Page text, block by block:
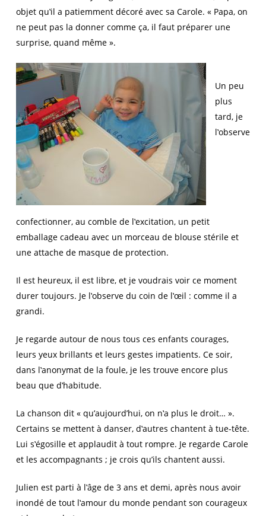
objet qu‛il a patiemment décoré avec sa Carole. « Papa, on
ne peut pas la donner comme ça, il faut préparer une
surprise, quand même ».
Un peu
plus
tard, je
l‛observe
confectionner, au comble de l‛excitation, un petit
emballage cadeau avec un morceau de blouse stérile et
une attache de masque de protection.
Il est heureux, il est libre, et je voudrais voir ce moment
durer toujours. Je l‛observe du coin de l‛œil : comme il a
grandi.
Je regarde autour de nous tous ces enfants courages,
leurs yeux brillants et leurs gestes impatients. Ce soir,
dans l‛anonymat de la foule, je les trouve encore plus
beau que d‛habitude.
La chanson dit « qu’aujourd’hui, on n‛a plus le droit… ».
Certains se mettent à danser, d‛autres chantent à tue-tête.
Lui s‛égosille et applaudit à tout rompre. Je regarde Carole
et les accompagnants ; je crois qu’ils chantent aussi.
Julien est parti à l‛âge de 3 ans et demi, après nous avoir
inondé de tout l‛amour du monde pendant son courageux